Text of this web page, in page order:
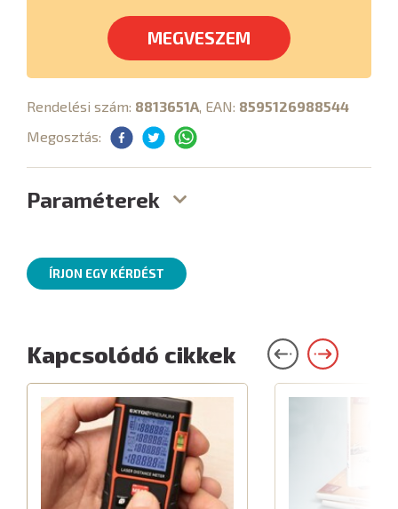
MEGVESZEM
Rendelési szám: 8813651A, EAN: 8595126988544
Megosztás:
Paraméterek
ÍRJON EGY KÉRDÉST
Kapcsolódó cikkek